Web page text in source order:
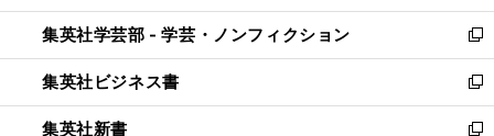
開
く
ウ
で
開
く
ン
ド
ウ
で
開
く
ウ
ィ
ン
ド
ウ
で
集英社学芸部 - 学芸・ノンフィクション
新
し
い
ウ
ィ
集英社ビジネス書
新
し
集英社新書